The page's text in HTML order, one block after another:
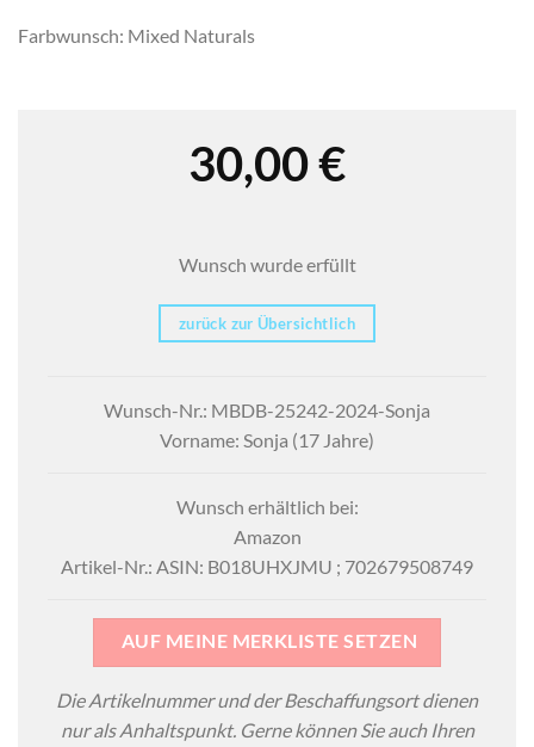
Farbwunsch: Mixed Naturals
30,00€
Wunsch wurde erfüllt
zurück zur Übersichtlich
Wunsch-Nr.: MBDB-25242-2024-Sonja
Vorname: Sonja (17 Jahre)
Wunsch erhältlich bei:
Amazon
Artikel-Nr.: ASIN: ‎B018UHXJMU ; 702679508749
AUF MEINE MERKLISTE SETZEN
Die Artikelnummer und der Beschaffungsort dienen
nur als Anhaltspunkt. Gerne können Sie auch Ihren